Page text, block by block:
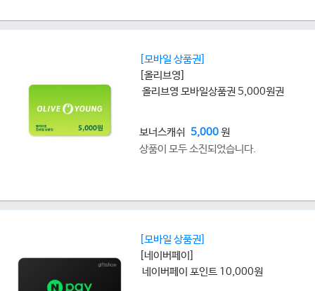
[모바일 상품권]
[올리브영]
올리브영 모바일상품권 5,000원권
보너스캐쉬 5,000원
상품이 모두 소진되었습니다.
[모바일 상품권]
[네이버페이]
네이버페이 포인트 10,000원